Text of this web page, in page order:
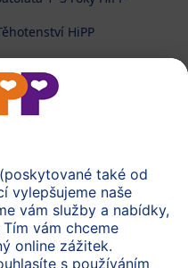
HiPP
údajů
(BabyClub)
(Fotosoutěž)
webové stránky